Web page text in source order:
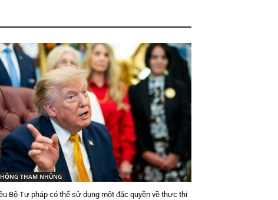
THAM NHŨNG
Bộ Tư pháp có thể sử dụng một đặc quyền về thực thi